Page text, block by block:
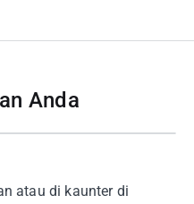
Anda
atau di kaunter di